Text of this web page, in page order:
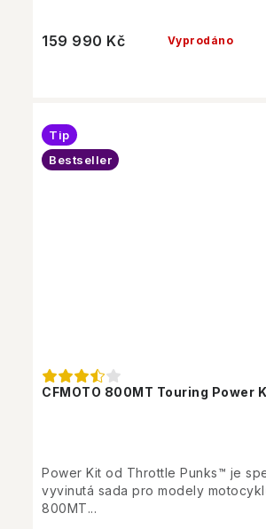
Vyprodáno
159 990 Kč
CFMOTO 800MT Touring Power
Tip
Bestseller
Power Kit od Throttle Punks™ je
vyvinutá sada pro modely
800MT...